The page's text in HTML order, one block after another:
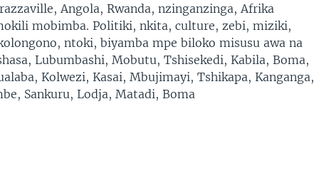
Angola, Rwanda, nzinganzinga, Afrika
mobimba. Politiki, nkita, culture, zebi, miziki,
ntoki, biyamba mpe biloko misusu awa na
Lubumbashi, Mobutu, Tshisekedi, Kabila, Boma,
Kolwezi, Kasai, Mbujimayi, Tshikapa, Kanganga,
Sankuru, Lodja, Matadi, Boma